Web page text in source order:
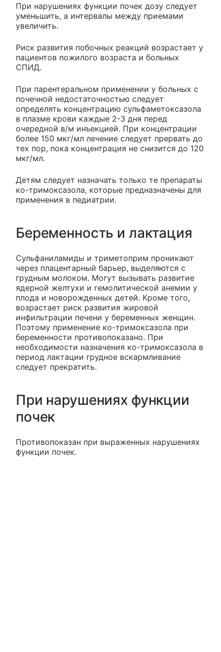
При нарушениях функции почек дозу следует
уменьшить, а интервалы между приемами
увеличить.
Риск развития побочных реакций возрастает у
пациентов пожилого возраста и больных
СПИД.
При парентеральном применении у больных с
почечной недостаточностью следует
определять концентрацию сульфаметоксазола
в плазме крови каждые 2-3 дня перед
очередной в/м инъекцией. При концентрации
более 150 мкг/мл лечение следует прервать до
тех пор, пока концентрация не снизится до 120
мкг/мл.
Детям следует назначать только те препараты
ко-тримоксазола, которые предназначены для
применения в педиатрии.
Беременность и лактация
Сульфаниламиды и триметоприм проникают
через плацентарный барьер, выделяются с
грудным молоком. Могут вызывать развитие
ядерной желтухи и гемолитической анемии у
плода и новорожденных детей. Кроме того,
возрастает риск развития жировой
инфильтрации печени у беременных женщин.
Поэтому применение ко-тримоксазола при
беременности противопоказано. При
необходимости назначения ко-тримоксазола в
период лактации грудное вскармливание
следует прекратить.
При нарушениях функции
почек
Противопоказан при выраженных нарушениях
функции почек.